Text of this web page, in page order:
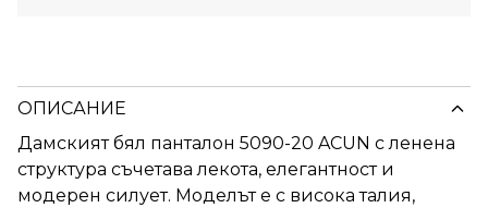
ОПИСАНИЕ
Дамският бял панталон 5090-20 ACUN с ленена
структура съчетава лекота, елегантност и
модерен силует. Моделът е с висока талия,